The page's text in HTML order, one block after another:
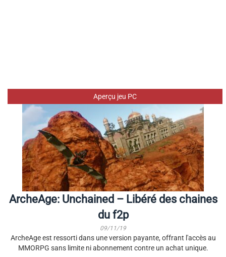
Aperçu jeu PC
ArcheAge: Unchained – Libéré des chaines
du f2p
09/11/19
ArcheAge est ressorti dans une version payante, offrant l'accès au
MMORPG sans limite ni abonnement contre un achat unique.